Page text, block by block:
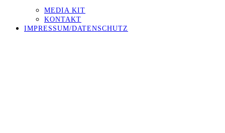
MEDIA KIT
KONTAKT
IMPRESSUM/DATENSCHUTZ